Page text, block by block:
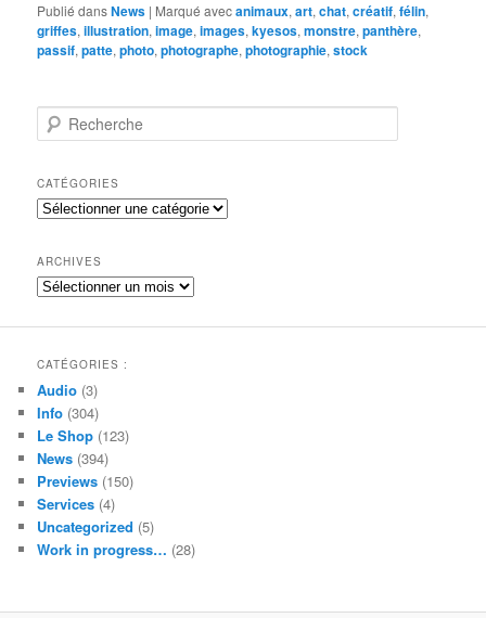
Publié dansNews | Marqué avecanimaux,art,chat,créatif,félin,
griffes,illustration,image,images,kyesos,monstre,panthère,
passif,patte,photo,photographe,photographie,stock
e
h
e
r
h
e
CATÉGORIES
Catégories
ARCHIVES
Archives
CATÉGORIES :
Audio (3)
Info (304)
Le Shop (123)
News (394)
Previews (150)
Services (4)
Uncategorized (5)
Work in progress… (28)